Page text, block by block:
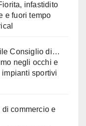
infastidito
e fuori tempo
Consiglio di…
negli occhi e
sportivi
commercio e